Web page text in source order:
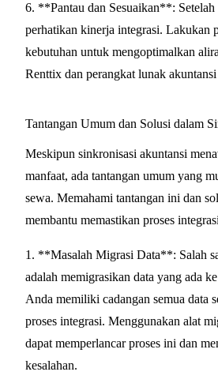
6. **Pantau dan Sesuaikan**: Setelah
perhatikan kinerja integrasi. Lakukan
kebutuhan untuk mengoptimalkan
Renttix dan perangkat lunak
Tantangan Umum dan Solusi dalam
Meskipun sinkronisasi akuntansi
manfaat, ada tantangan umum yang
sewa. Memahami tantangan ini dan
membantu memastikan proses
1. **Masalah Migrasi Data**: Salah
adalah memigrasikan data yang ada
Anda memiliki cadangan semua data
proses integrasi. Menggunakan alat
dapat memperlancar proses ini dan
kesalahan.